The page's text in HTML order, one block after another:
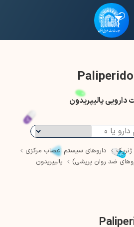
دارویی پالیپریدون
ژنریک
داروهای سیستم اعصاب مرکزی
ضد روان پریشی)
پالیپریدون